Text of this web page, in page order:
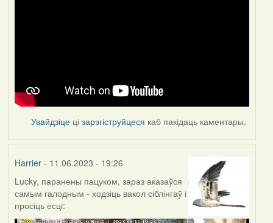
Увайдзіце цізарэгіструйцеся каб пакідаць каментары.
Harrier- 11.06.2023 - 19:26
Lucky, паранены пацуком, зараз аказаўся
самым галодным - ходзіць вакол сіблінгаў і
просіць есці: